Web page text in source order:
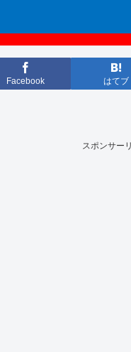
Facebook はてブ
スポンサー